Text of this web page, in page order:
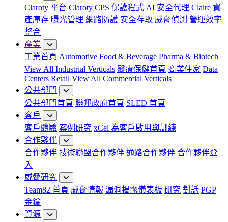
Claroty 平台 Claroty CPS 保護程式 AI 安全代理 Claire 資
產庫存 曝光管理 網路防護 安全存取 威脅偵測 營運效率
整合
產業
工業首頁 Automotive Food & Beverage Pharma & Biotech
View All Industrial Verticals 醫療保健首頁 商業住家 Data
Centers Retail View All Commercial Verticals
公共部門
公共部門首頁 聯邦政府首頁 SLED 首頁
客戶
客戶體驗 案例研究 xCel 為客戶啟用與訓練
合作夥伴
合作夥伴 技術聯盟合作夥伴 通路合作夥伴 合作夥伴登
入
威脅研究
Team82 首頁 威脅情報 漏洞揭露儀表板 研究 對話 PGP
金鑰
資源